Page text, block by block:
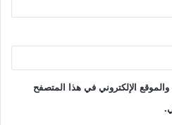
الإلكتروني في هذا المتصفح